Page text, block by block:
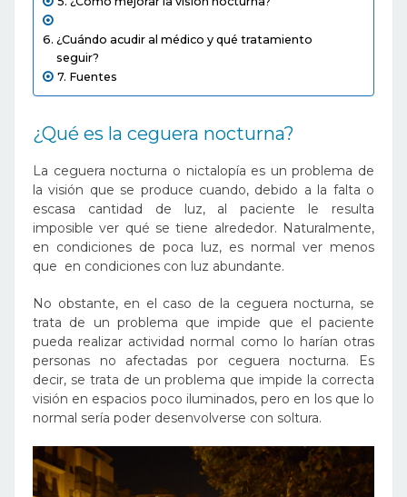
¿Cuándo acudir al médico y qué tratamiento
seguir?
Fuentes
¿Qué es la ceguera nocturna?
La ceguera nocturna o nictalopía es un problema de
la visión que se produce cuando, debido a la falta o
escasa cantidad de luz, al paciente le resulta
imposible ver qué se tiene alrededor. Naturalmente,
en condiciones de poca luz, es normal ver menos
que en condiciones con luz abundante.
No obstante, en el caso de la ceguera nocturna, se
trata de un problema que impide que el paciente
pueda realizar actividad normal como lo harían otras
personas no afectadas por ceguera nocturna. Es
decir, se trata de un problema que impide la correcta
visión en espacios poco iluminados, pero en los que lo
normal sería poder desenvolverse con soltura.